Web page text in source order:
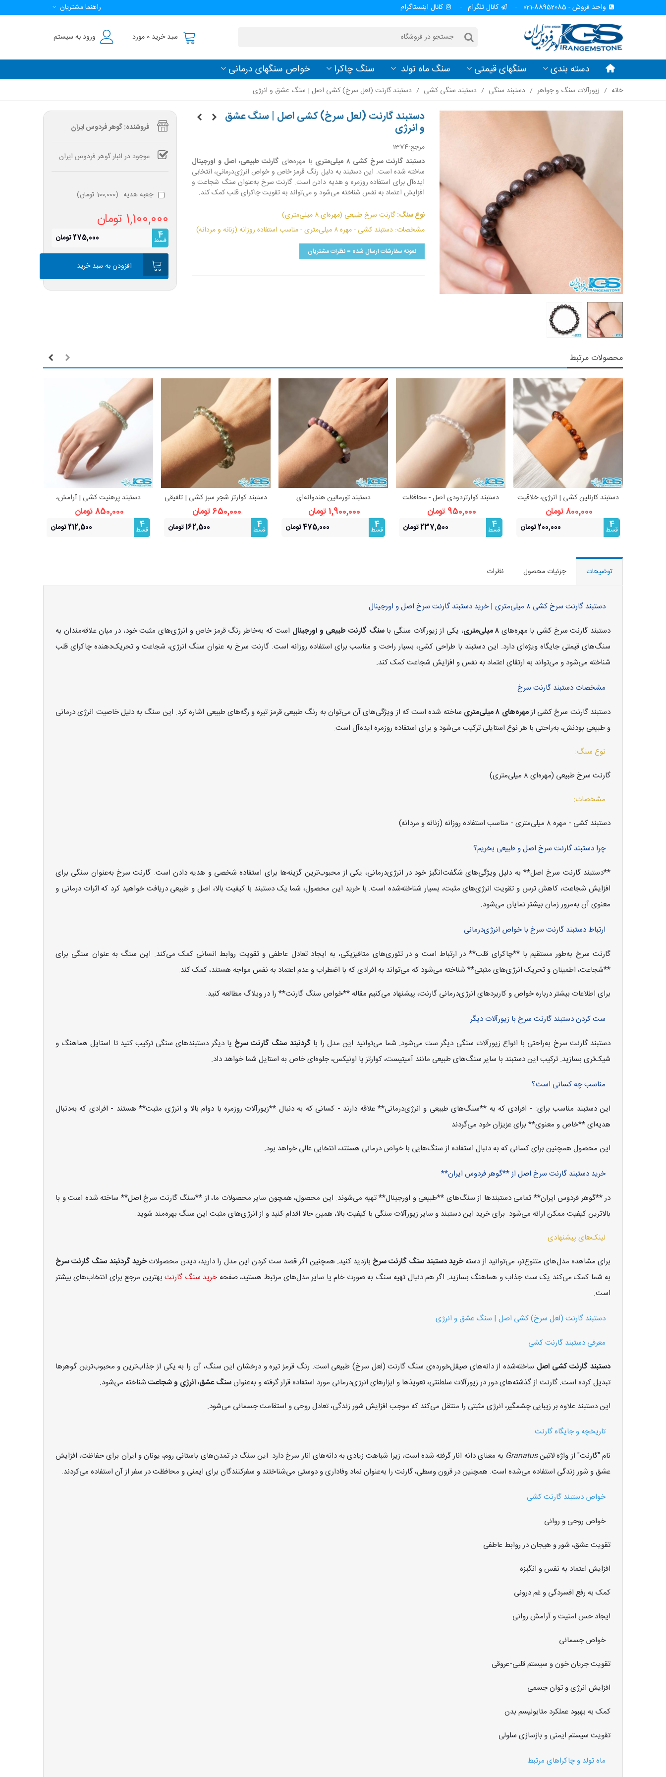
واحد فروش - 88952085-021 کانال تلگرام کانال اینستاگرام راهنما مشتریان
سبد خرید 0 مورد ورود به سیستم
دسته بندی سنگهای قیمتی سنگ ماه تولد سنگ چاکرا خواص سنگهای درمانی
خانه / زیورآلات سنگ و جواهر / دستبند سنگی / دستبند سنگی کشی / دستبند گارنت (لعل سرخ) کشی اصل | سنگ عشق و انرژی
دستبند گارنت (لعل سرخ) کشی اصل | سنگ عشق
و انرژی
مرجع:1374
دستبند گارنت سرخ کشی ۸ میلی‌متری
با مهره‌های گارنت طبیعی، اصل و اورجینال
ساخته شده است. این دستبند به دلیل رنگ قرمز خاص و خواص انرژی‌درمانی، انتخابی
ایده‌آل برای استفاده روزمره و هدیه دادن است. گارنت سرخ به‌عنوان سنگ شجاعت و
افزایش اعتماد به نفس شناخته می‌شود و می‌تواند به تقویت چاکرای قلب کمک کند.
نوع سنگ:گارنت سرخ طبیعی (مهره‌ای ۸ میلی‌متری)
مشخصات: دستبند کشی - مهره ۸ میلی‌متری - مناسب استفاده روزانه (زنانه و مردانه)
نمونه سفارشات ارسال شده = نظرات مشتریان
فروشنده: گوهر فردوس ایران
موجود در انبار گوهر فردوس ایران
جعبه هدیه (100,000 تومان )
1,100,000 تومان
4
قسط 275,000 تومان
افزودن به سبد خرید
محصولات مرتبط
مشاهده بیشتر
دستبند کارنلین کشی | انرژی، خلاقیت
و انگیزه
800,000 تومان
4
قسط 200,000 تومان
مشاهده بیشتر
دستبند کوارتزدودی اصل - محافظت
انرژی و رفع استرس
950,000 تومان
4
قسط 237,500 تومان
مشاهده بیشتر
دستبند تورمالین هندوانه‌ای
(واترملون) اصل کشی | سنگ عشق
1,900,000 تومان
4
قسط 475,000 تومان
مشاهده بیشتر
دستبند کوارتز شجر سبز کشی | تلفیقی
از انرژی و زیبایی طبیعی
650,000 تومان
4
قسط 162,500 تومان
مشاهده بیشتر
دستبند پرهنیت کشی | آرامش،
شفافیت ذهن و انرژی طبیعت
850,000 تومان
4
قسط 212,500 تومان
توضیحات جزئیات محصول نظرات
دستبند گارنت سرخ کشی ۸ میلی‌متری | خرید دستبند گارنت سرخ اصل و اورجینال
دستبند گارنت سرخ کشی با مهره‌های ۸ میلی‌متری ، یکی از زیورآلات سنگی باسنگ گارنت طبیعی و اورجینال است که به‌خاطر رنگ قرمز خاص و انرژی‌های مثبت خود، در میان علاقه‌مندان به
سنگ‌های قیمتی جایگاه ویژه‌ای دارد. این دستبند با طراحی کشی، بسیار راحت و مناسب برای استفاده روزانه است. گارنت سرخ به عنوان سنگ انرژی، شجاعت و تحریک‌دهنده چاکرای قلب
شناخته می‌شود و می‌تواند به ارتقای اعتماد به نفس و افزایش شجاعت کمک کند.
مشخصات دستبند گارنت سرخ
دستبند گارنت سرخ کشی ازمهره‌های ۸ میلی‌متری
ساخته شده است که از ویژگی‌های آن می‌توان به رنگ طبیعی قرمز تیره و رگه‌های طبیعی اشاره کرد. این سنگ به دلیل خاصیت انرژی درمانی
و طبیعی بودنش، به‌راحتی با هر نوع استایلی ترکیب می‌شود و برای استفاده روزمره ایده‌آل است.
نوع سنگ:
گارنت سرخ طبیعی (مهره‌ای ۸ میلی‌متری)
مشخصات:
دستبند کشی - مهره ۸ میلی‌متری - مناسب استفاده روزانه (زنانه و مردانه)
چرا دستبند گارنت سرخ اصل و طبیعی بخریم؟
**دستبند گارنت سرخ اصل** به دلیل ویژگی‌های شگفت‌انگیز خود در انرژی‌درمانی، یکی از محبوب‌ترین گزینه‌ها برای استفاده شخصی و هدیه دادن است. گارنت سرخ به‌عنوان سنگی برای
افزایش شجاعت، کاهش ترس و تقویت انرژی‌های مثبت، بسیار شناخته‌شده است. با خرید این محصول، شما یک دستبند با کیفیت بالا، اصل و طبیعی دریافت خواهید کرد که اثرات درمانی و
معنوی آن به‌مرور زمان بیشتر نمایان می‌شود.
ارتباط دستبند گارنت سرخ با خواص انرژی‌درمانی
گارنت سرخ به‌طور مستقیم با **چاکرای قلب** در ارتباط است و در تئوری‌های متافیزیکی، به ایجاد تعادل عاطفی و تقویت روابط انسانی کمک می‌کند. این سنگ به عنوان سنگی برای
**شجاعت، اطمینان و تحریک انرژی‌های مثبتی** شناخته می‌شود که می‌تواند به افرادی که با اضطراب و عدم اعتماد به نفس مواجه هستند، کمک کند.
برای اطلاعات بیشتر درباره خواص و کاربردهای انرژی‌درمانی گارنت، پیشنهاد می‌کنیم مقاله **خواص سنگ گارنت** را در وبلاگ مطالعه کنید.
ست کردن دستبند گارنت سرخ با زیورآلات دیگر
دستبند گارنت سرخ به‌راحتی با انواع زیورآلات سنگی دیگر ست می‌شود. شما می‌توانید این مدل را باگردنبند سنگ گارنت سرخ یا دیگر دستبندهای سنگی ترکیب کنید تا استایل هماهنگ و
شیک‌تری بسازید. ترکیب این دستبند با سایر سنگ‌های طبیعی مانند آمیتیست، کوارتز یا اونیکس، جلوه‌ای خاص به استایل شما خواهد داد.
مناسب چه کسانی است؟
این دستبند مناسب برای: - افرادی که به **سنگ‌های طبیعی و انرژی‌درمانی** علاقه دارند - کسانی که به دنبال **زیورآلات روزمره با دوام بالا و انرژی مثبت** هستند - افرادی که به‌دنبال
هدیه‌ای **خاص و معنوی** برای عزیزان خود می‌گردند
این محصول همچنین برای کسانی که به دنبال استفاده از سنگ‌هایی با خواص درمانی هستند، انتخابی عالی خواهد بود.
خرید دستبند گارنت سرخ اصل از **گوهر فردوس ایران**
در **گوهر فردوس ایران** تمامی دستبندها از سنگ‌های **طبیعی و اورجینال** تهیه می‌شوند. این محصول، همچون سایر محصولات ما، از **سنگ گارنت سرخ اصل** ساخته شده است و با
بالاترین کیفیت ممکن ارائه می‌شود. برای خرید این دستبند و سایر زیورآلات سنگی با کیفیت بالا، همین حالا اقدام کنید و از انرژی‌های مثبت این سنگ بهره‌مند شوید.
لینک‌های پیشنهادی
برای مشاهده مدل‌های متنوع‌تر، می‌توانید از دستهخرید دستبند سنگ گارنت سرخ بازدید کنید. همچنین اگر قصد ست کردن این مدل را دارید، دیدن محصولاتخرید گردنبند سنگ گارنت سرخ
به شما کمک می‌کند یک ست جذاب و هماهنگ بسازید. اگر هم دنبال تهیه سنگ به صورت خام یا سایر مدل‌های مرتبط هستید، صفحهخرید سنگ گارنت بهترین مرجع برای انتخاب‌های بیشتر
است.
دستبند گارنت (لعل سرخ) کشی اصل | سنگ عشق و انرژی
معرفی دستبند گارنت کشی
دستبند گارنت کشی اصل ساخته‌شده از دانه‌های صیقل‌خورده‌ی سنگ گارنت (لعل سرخ) طبیعی است. رنگ قرمز تیره و درخشان این سنگ، آن را به یکی از جذاب‌ترین و محبوب‌ترین گوهرها
تبدیل کرده است. گارنت از گذشته‌های دور در زیورآلات سلطنتی، تعویذها و ابزارهای انرژی‌درمانی مورد استفاده قرار گرفته و به‌عنوانسنگ عشق، انرژی و شجاعت شناخته می‌شود.
این دستبند علاوه بر زیبایی چشمگیر، انرژی مثبتی را منتقل می‌کند که موجب افزایش شور زندگی، تعادل روحی و استقامت جسمانی می‌شود.
تاریخچه و جایگاه گارنت
نام "گارنت" از واژه لاتینGranatus به معنای دانه انار گرفته شده است، زیرا شباهت زیادی به دانه‌های انار سرخ دارد. این سنگ در تمدن‌های باستانی روم، یونان و ایران برای حفاظت، افزایش
عشق و شور زندگی استفاده می‌شده است. همچنین در قرون وسطی، گارنت را به‌عنوان نماد وفاداری و دوستی می‌شناختند و سفرکنندگان برای ایمنی و محافظت در سفر از آن استفاده می‌کردند.
خواص دستبند گارنت کشی
خواص روحی و روانی
تقویت عشق، شور و هیجان در روابط عاطفی
افزایش اعتماد به نفس و انگیزه
کمک به رفع افسردگی و غم درونی
ایجاد حس امنیت و آرامش روانی
خواص جسمانی
تقویت جریان خون و سیستم قلبی-عروقی
افزایش انرژی و توان جسمی
کمک به بهبود عملکرد متابولیسم بدن
تقویت سیستم ایمنی و بازسازی سلولی
ماه تولد و چاکراهای مرتبط